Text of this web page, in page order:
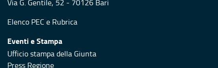
Via G. Gentile, 52 - 70126 Bari
Elenco PEC e Rubrica
Eventi e Stampa
Ufficio stampa della Giunta
Press Regione